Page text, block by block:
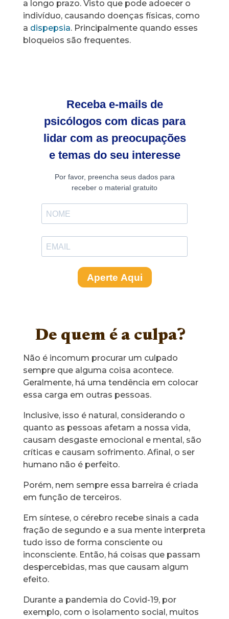
a longo prazo. Visto que pode adoecer o
indivíduo, causando doenças físicas, como
a dispepsia. Principalmente quando esses
bloqueios são frequentes.
De quem é a culpa?
Não é incomum procurar um culpado
sempre que alguma coisa acontece.
Geralmente, há uma tendência em colocar
essa carga em outras pessoas.
Inclusive, isso é natural, considerando o
quanto as pessoas afetam a nossa vida,
causam desgaste emocional e mental, são
críticas e causam sofrimento. Afinal, o ser
humano não é perfeito.
Porém, nem sempre essa barreira é criada
em função de terceiros.
Em síntese, o cérebro recebe sinais a cada
fração de segundo e a sua mente interpreta
tudo isso de forma consciente ou
inconsciente. Então, há coisas que passam
despercebidas, mas que causam algum
efeito.
Durante a pandemia do Covid-19, por
exemplo, com o isolamento social, muitos